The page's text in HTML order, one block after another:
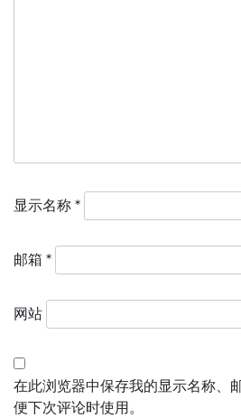
显示名称 *
邮箱 *
网站
在此浏览器中保存我的显示名称、
便下次评论时使用。